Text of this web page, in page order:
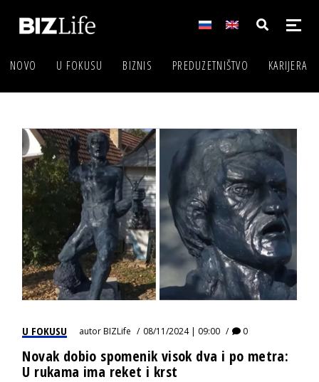
NOVO U FOKUSU BIZNIS PREDUZETNIŠTVO KARIJERA
U FOKUSU autorBIZLife 08/11/2024 | 09:00 0
Novak dobio spomenik visok dva i po metra:
U rukama ima reket i krst